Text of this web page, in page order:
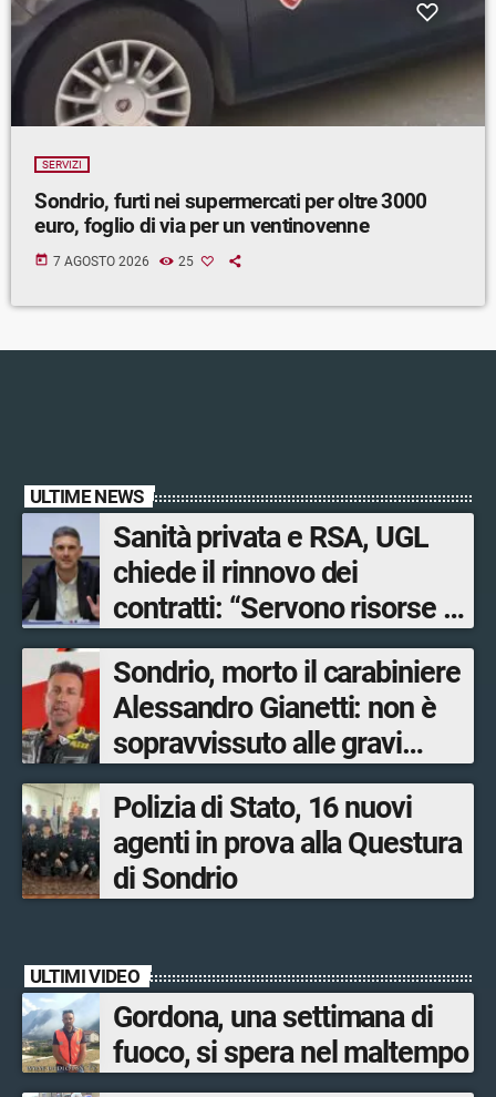
SERVIZI
Sondrio, furti nei supermercati per oltre 3000
euro, foglio di via per un ventinovenne
today 7 AGOSTO 2026 25
ULTIME NEWS
Sanità privata e RSA, UGL
chiede il rinnovo dei
contratti: “Servono risorse e
salari adeguati”
Sondrio, morto il carabiniere
Alessandro Gianetti: non è
sopravvissuto alle gravi
ustioni
Polizia di Stato, 16 nuovi
agenti in prova alla Questura
di Sondrio
ULTIMI VIDEO
Gordona, una settimana di
fuoco, si spera nel maltempo